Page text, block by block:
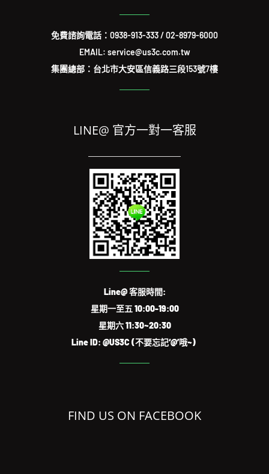
免費諮詢電話： 0938-913-333/02-8979-6000
EMAIL: service@us3c.com.tw
集團總部：台北市大安區信義路三段153號7樓
LINE@ 官方一對一客服
Line@ 客服時間:
星期一至五 10:00-19:00
星期六 11:30~20:30
Line ID: @US3C (不要忘記‘@’哦~)
FIND US ON FACEBOOK